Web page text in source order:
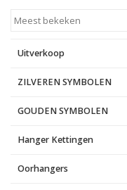
Uitverkoop
ZILVEREN SYMBOLEN
GOUDEN SYMBOLEN
Hanger Kettingen
Oorhangers